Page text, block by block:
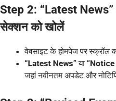
Step 2: “Latest News”
सेक्शन को खोलें
वेबसाइट के होमपेज पर स्क्रॉल
“Latest News” या “Notice
जहां नवीनतम अपडेट और